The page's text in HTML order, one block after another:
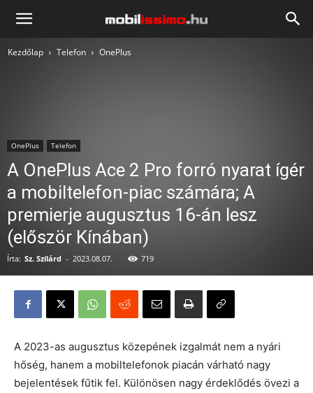
Mobilissimo.hu
Kezdőlap Telefon OnePlus
OnePlus Telefon
A OnePlus Ace 2 Pro forró nyarat ígér
a mobiltelefon-piac számára; A
premierje augusztus 16-án lesz
(először Kínában)
Írta: Sz. Szilárd - 2023.08.07. 719
A 2023-as augusztus közepének izgalmát nem a nyári
hőség, hanem a mobiltelefonok piacán várható nagy
bejelentések fűtik fel. Különösen nagy érdeklődés övezi a